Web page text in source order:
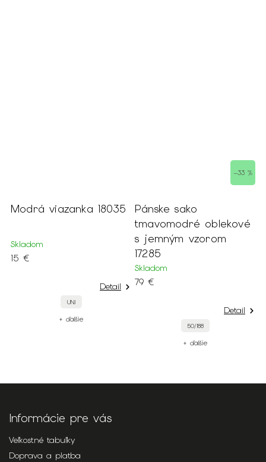
Modrá viazanka 18035
Skladom
15 €
Detail
UNI
+ ďalšie
–33 %
Pánske sako
tmavomodré oblekové
s jemným vzorom
17285
Skladom
79 €
Detail
50/188
+ ďalšie
Informácie pre vás
Veľkostné tabuľky
Doprava a platba